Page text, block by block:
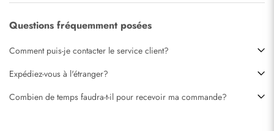
Questions fréquemment posées
Comment puis-je contacter le service client?
Expédiez-vous à l'étranger?
Combien de temps faudra-t-il pour recevoir ma commande?